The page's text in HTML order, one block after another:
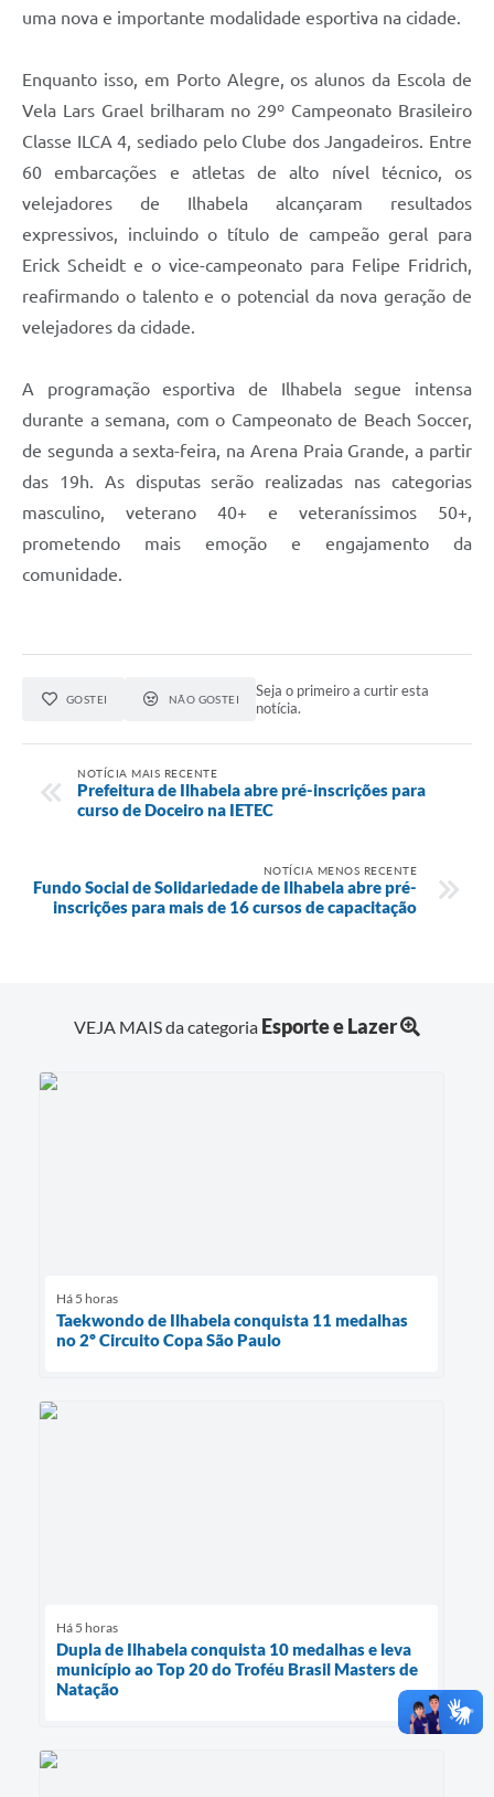
uma nova e importante modalidade esportiva na cidade.
Enquanto isso, em Porto Alegre, os alunos da Escola de
Vela Lars Grael brilharam no 29º Campeonato Brasileiro
Classe ILCA 4, sediado pelo Clube dos Jangadeiros. Entre
60 embarcações e atletas de alto nível técnico, os
velejadores de Ilhabela alcançaram resultados
expressivos, incluindo o título de campeão geral para
Erick Scheidt e o vice-campeonato para Felipe Fridrich,
reafirmando o talento e o potencial da nova geração de
velejadores da cidade.
A programação esportiva de Ilhabela segue intensa
durante a semana, com o Campeonato de Beach Soccer,
de segunda a sexta-feira, na Arena Praia Grande, a partir
das 19h. As disputas serão realizadas nas categorias
masculino, veterano 40+ e veteraníssimos 50+,
prometendo mais emoção e engajamento da
comunidade.
GOSTEI NÃO GOSTEI
Seja o primeiro a curtir esta
notícia.
NOTÍCIA MAIS RECENTE
Prefeitura de Ilhabela abre pré-inscrições para
curso de Doceiro na IETEC
NOTÍCIA MENOS RECENTE
Fundo Social de Solidariedade de Ilhabela abre pré-
inscrições para mais de 16 cursos de capacitação
VEJA MAIS da categoria Esporte e Lazer
Há 5 horas
Taekwondo de Ilhabela conquista 11 medalhas
no 2º Circuito Copa São Paulo
Há 5 horas
Dupla de Ilhabela conquista 10 medalhas e leva
município ao Top 20 do Troféu Brasil Masters de
Natação